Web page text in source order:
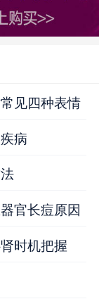
见四种表情
病
官长痘原因
时机把握